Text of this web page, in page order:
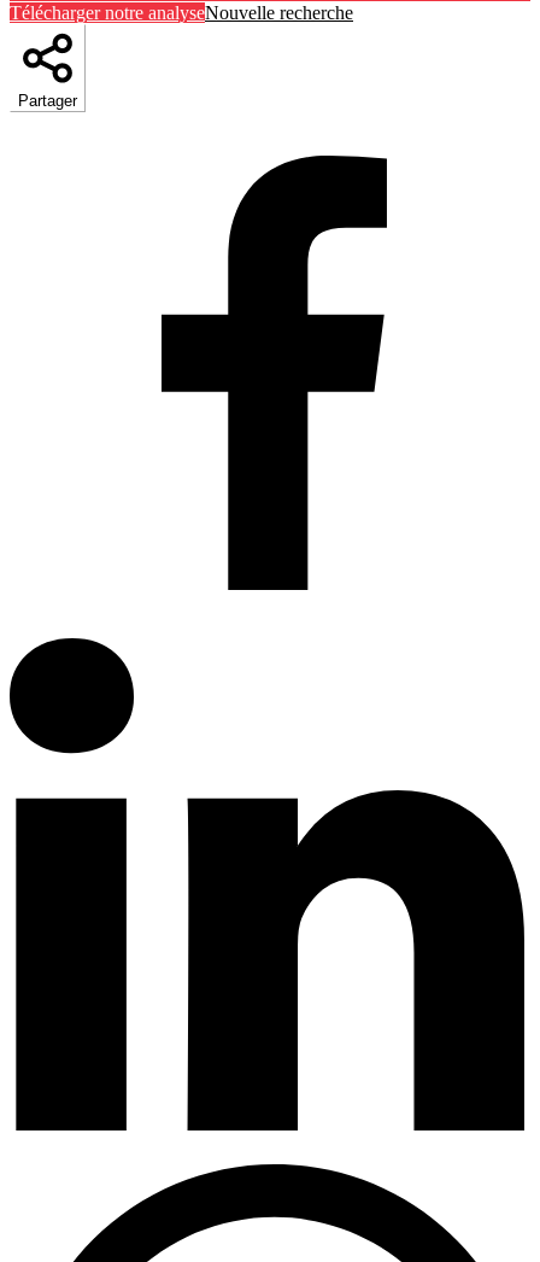
Télécharger notre analyseNouvelle recherche
Partager